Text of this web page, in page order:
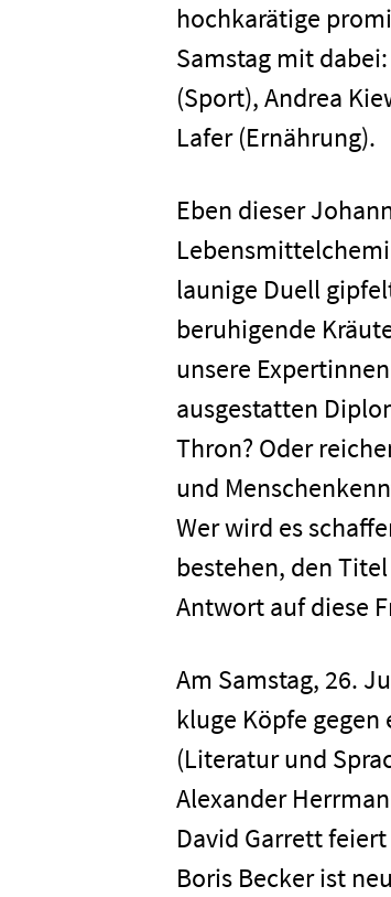
hochkarätige
Samstag mit
(Sport), Andrea
Lafer (Ernährung).
Eben dieser
launige Duell
beruhigende
unsere
ausgestatten
Thron? Oder
und
Wer wird es
bestehen, den
Antwort auf diese
Am Samstag, 26.
kluge Köpfe
(Literatur und
Alexander
David Garrett
Boris Becker ist
Newsletter